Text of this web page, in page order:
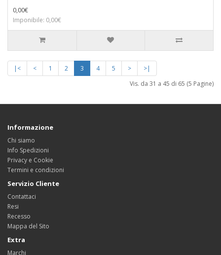
0,00€
Imponibile: 0,00€
|< < 1 2 3 4 5 >
>|
Vis. da 31 a 45 di 65 (5 Pagine)
Informazione
Chi siamo
Info Spedizioni
Privacy e Cookie
Termini e condizioni
Servizio Cliente
Contattaci
Resi
Recesso
Mappa del Sito
Extra
Marchi